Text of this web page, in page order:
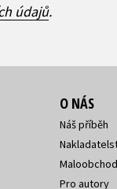
údajů.
O NÁS
Náš příběh
Maloobchod
Pro autory